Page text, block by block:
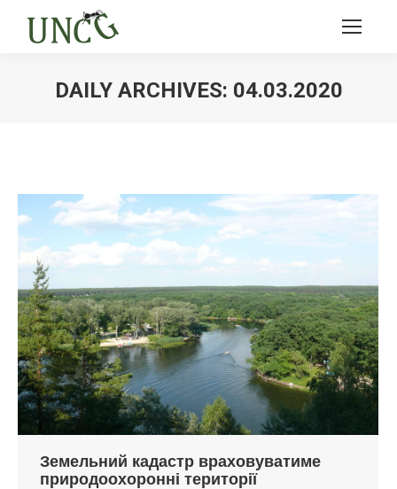
DAILY ARCHIVES: 04.03.2020
Земельний кадастр враховуватиме
природоохоронні території